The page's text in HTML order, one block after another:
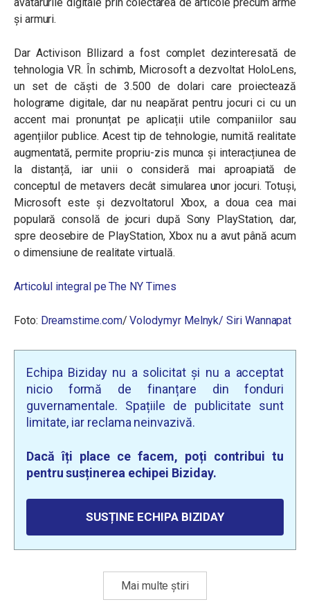
și armuri.
Dar Activison Bllizard a fost complet dezinteresată de
tehnologia VR. În schimb, Microsoft a dezvoltat HoloLens,
un set de căști de 3.500 de dolari care proiectează
holograme digitale, dar nu neapărat pentru jocuri ci cu un
accent mai pronunțat pe aplicații utile companiilor sau
agențiilor publice. Acest tip de tehnologie, numită realitate
augmentată, permite propriu-zis munca și interacțiunea de
la distanță, iar unii o consideră mai aproapiată de
conceptul de metavers decât simularea unor jocuri. Totuși,
Microsoft este și dezvoltatorul Xbox, a doua cea mai
populară consolă de jocuri după Sony PlayStation, dar,
spre deosebire de PlayStation, Xbox nu a avut până acum
o dimensiune de realitate virtuală.
Articolul integral pe The NY Times
Foto: Dreamstime.com/ Volodymyr Melnyk/ Siri Wannapat
Echipa Biziday nu a solicitat și nu a acceptat
nicio formă de finanțare din fonduri
guvernamentale. Spațiile de publicitate sunt
limitate, iar reclama neinvazivă.
Dacă îți place ce facem, poți contribui tu
pentru susținerea echipei Biziday.
SUSȚINE ECHIPA BIZIDAY
Mai multe știri